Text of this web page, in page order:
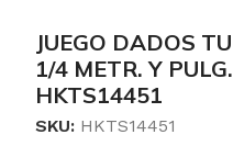
JUEGO DADOS
1/4 METR. Y
HKTS14451
SKU: HKTS14451